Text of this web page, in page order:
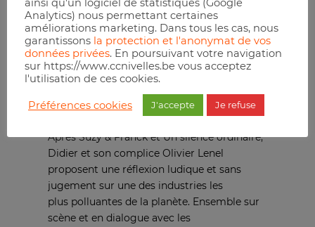
doigt. La fast fashion, c’est ce mode de
production de l’industrie textile, enfant du
capitalisme, qui vise à produire toujours
plus à des prix toujours plus bas.
Et paradoxalement, plus Didier se penche
sur cette industrie et ses ravages, plus il
prend plaisir à soigner son apparence…
Après Suzy & Franck et Un silence ordinaire,
Didier et son complice Olivier Lenel
proposent une réflexion ludique et sans
jugement sur une des industries les
plus polluantes de la planète. Ensemble sur
scène et en dialogue avec les
ainsi qu'un logiciel de statistiques (Google
Analytics) nous permettant certaines
améliorations marketing. Dans tous les cas, nous
garantissons la protection et l'anonymat de vos
données privées. En poursuivant votre navigation
sur https://www.ccnivelles.be vous acceptez
l'utilisation de ces cookies.
Préférences cookies J'accepte Je refuse